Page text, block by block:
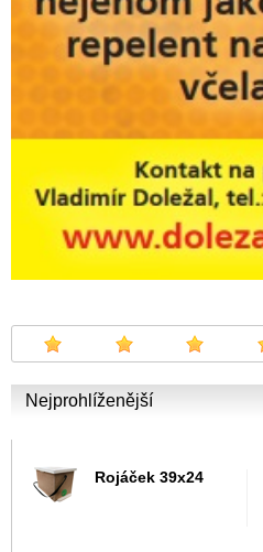
Nejprohlíženější
Rojáček 39x24